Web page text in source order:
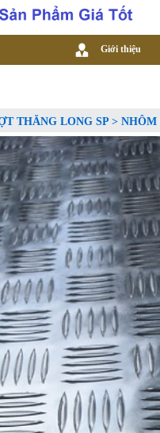
Giới thiệu
THĂNG LONG SP >